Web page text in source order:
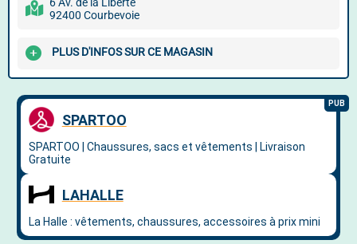
92400 Courbevoie
PLUS D'INFOS SUR CE MAGASIN